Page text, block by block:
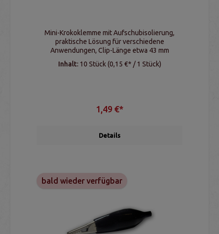
Mini-Krokoklemme mit Aufschubisolierung,
praktische Lösung für verschiedene
Anwendungen, Clip-Länge etwa 43 mm
Inhalt: 10 Stück (0,15 €* / 1 Stück)
1,49 €*
Details
bald wieder verfügbar